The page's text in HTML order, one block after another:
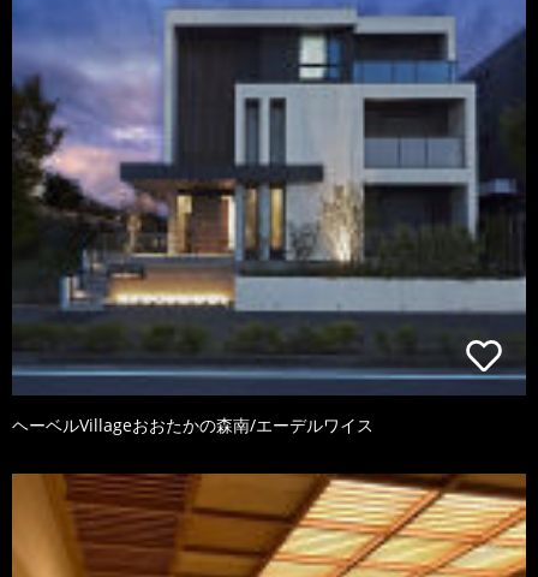
ヘーベルVillageおおたかの森南/エーデルワイス